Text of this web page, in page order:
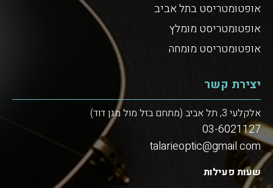
אופטומטריסט בתל אביב
אופטומטריסט מומלץ
אופטומטריסט מומחה
יצירת קשר
אלקלעי 3, תל אביב (מתחם בזל מול מגן דוד)
03-6021127
talarieoptic@gmail.com
שעות פעילות